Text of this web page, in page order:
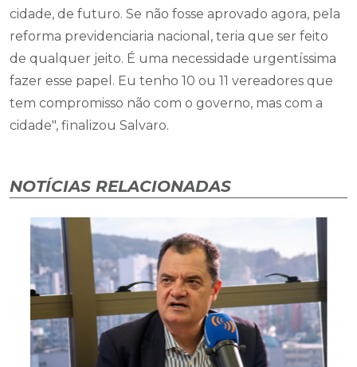
cidade, de futuro. Se não fosse aprovado agora, pela
reforma previdenciaria nacional, teria que ser feito
de qualquer jeito. É uma necessidade urgentíssima
fazer esse papel. Eu tenho 10 ou 11 vereadores que
tem compromisso não com o governo, mas com a
cidade", finalizou Salvaro.
NOTÍCIAS RELACIONADAS